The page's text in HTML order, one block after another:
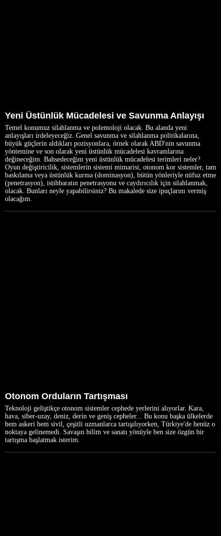
Yeni Üstünlük Mücadelesi ve Savunma Anlayışı
Temel konumuz silahlanma ve polemoloji olacak. Bu alanda yeni
anlayışları irdeleyeceğiz. Genel savunma ve silahlanma politikalarına,
büyük güçlerin aldıkları pozisyonlara, örnek olarak ABD'nin savunma
yöntemine ve son olarak yeni üstünlük mücadelesi kavramlarına
değineceğim. Bahsedeceğim yeni üstünlük mücadelesi terimleri neler?
Oyun değiştiricilik, sistemlerin sistemi mimarisi, otonom kor sistemler, tam
baskılama veya üstünlük kurma (dominasyon), bütün yönleriyle nüfuz etme
(penetrasyon), istihbaratın penetrasyonu ve caydırıcılık için silahlanmak,
olacak. Bunları neyle yapabilirsiniz? Bu makalede size ipuçlarını vermiş
olacağım.
Otonom Orduların Tartışması
Teknoloji geliştikçe otonom sistemler cephede yerlerini alıyorlar. Kara,
hava, siber-uzay, deniz, derin ve geniş cepheler... Bu konu başka ülkelerde
hem askeri hem sivil, çeşitli uzmanlarca tartışılıyorken, Türkiye'de henüz o
noktaya gelinemedi. Savaşın bilim ve sanatı yönüyle ben size özgün bir
tartışma başlatmak isterim.